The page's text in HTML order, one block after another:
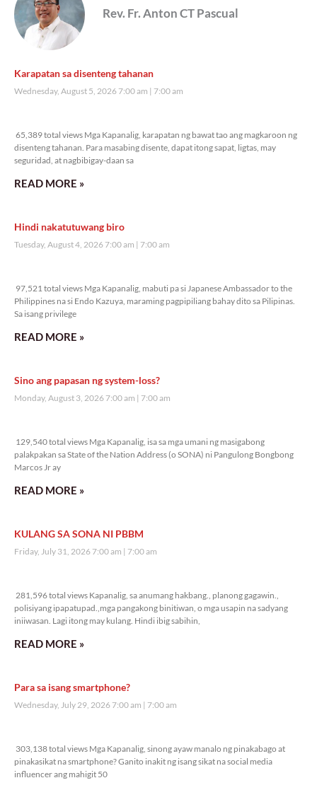
Rev. Fr. Anton CT Pascual
Karapatan sa disenteng tahanan
Wednesday, August 5, 2026 7:00 am 7:00 am
65,389 total views Mga Kapanalig, karapatan ng bawat tao ang magkaroon ng
disenteng tahanan. Para masabing disente, dapat itong sapat, ligtas, may
seguridad, at nagbibigay-daan sa
READ MORE »
Hindi nakatutuwang biro
Tuesday, August 4, 2026 7:00 am 7:00 am
97,521 total views Mga Kapanalig, mabuti pa si Japanese Ambassador to the
Philippines na si Endo Kazuya, maraming pagpipiliang bahay dito sa Pilipinas.
Sa isang privilege
READ MORE »
Sino ang papasan ng system-loss?
Monday, August 3, 2026 7:00 am 7:00 am
129,540 total views Mga Kapanalig, isa sa mga umani ng masigabong
palakpakan sa State of the Nation Address (o SONA) ni Pangulong Bongbong
Marcos Jr ay
READ MORE »
KULANG SA SONA NI PBBM
Friday, July 31, 2026 7:00 am 7:00 am
281,596 total views Kapanalig, sa anumang hakbang., planong gagawin.,
polisiyang ipapatupad.,mga pangakong binitiwan, o mga usapin na sadyang
iniiwasan. Lagi itong may kulang. Hindi ibig sabihin,
READ MORE »
Para sa isang smartphone?
Wednesday, July 29, 2026 7:00 am 7:00 am
303,138 total views Mga Kapanalig, sinong ayaw manalo ng pinakabago at
pinakasikat na smartphone? Ganito inakit ng isang sikat na social media
influencer ang mahigit 50